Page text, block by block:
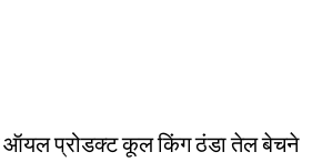
ऑयल प्रोडक्ट कूल किंग ठंडा तेल बेचने